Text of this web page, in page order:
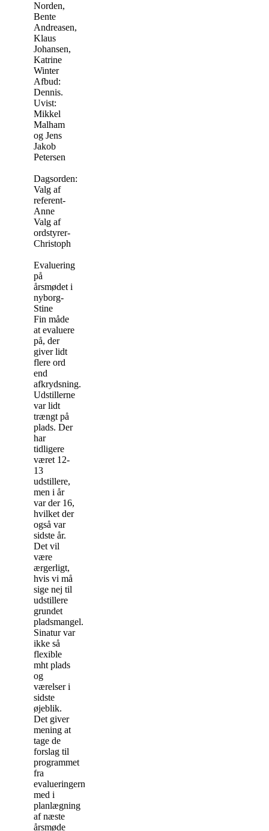
Norden,
Bente
Andreasen,
Klaus
Johansen,
Katrine
Winter
Afbud:
Dennis.
Uvist:
Mikkel
Malham
og Jens
Jakob
Petersen
Dagsorden:
Valg af
referent-
Anne
Valg af
ordstyrer-
Christoph
Evaluering
på
årsmødet i
nyborg-
Stine
Fin måde
at evaluere
på, der
giver lidt
flere ord
end
afkrydsning.
Udstillerne
var lidt
trængt på
plads. Der
har
tidligere
været 12-
13
udstillere,
men i år
var der 16,
hvilket der
også var
sidste år.
Det vil
være
ærgerligt,
hvis vi må
sige nej til
udstillere
grundet
pladsmangel.
Sinatur var
ikke så
flexible
mht plads
og
værelser i
sidste
øjeblik.
Det giver
mening at
tage de
forslag til
programmet
fra
evalueringerne
med i
planlægning
af næste
årsmøde